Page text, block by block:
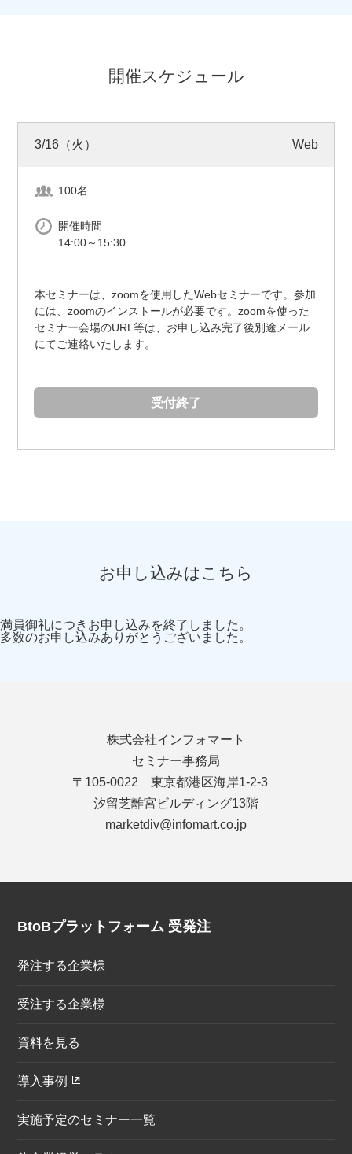
開催スケジュール
3/16（火） Web
100名
開催時間
14:00～15:30
本セミナーは、zoomを使用したWebセミナーです。参加
には、zoomのインストールが必要です。zoomを使った
セミナー会場のURL等は、お申し込み完了後別途メール
にてご連絡いたします。
受付終了
お申し込みはこちら
満員御礼につきお申し込みを終了しました。
多数のお申し込みありがとうございました。
株式会社インフォマート
セミナー事務局
〒105-0022 東京都港区海岸1-2-3
汐留芝離宮ビルディング13階
marketdiv@infomart.co.jp
BtoBプラットフォーム 受発注
発注する企業様
受注する企業様
資料を見る
導入事例
実施予定のセミナー一覧